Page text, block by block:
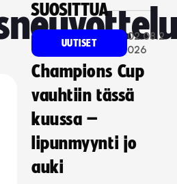
SUOSITTUA
UUTISET
02.08.2
026
Champions Cup
vauhtiin tässä
kuussa –
lipunmyynti jo
auki